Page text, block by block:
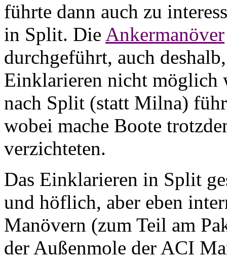
führte dann auch zu
in Split. Die Ankermanöver
durchgeführt, auch
Einklarieren nicht möglich
nach Split (statt Milna)
wobei mache Boote
verzichteten.
Das Einklarieren in Split
und höflich, aber eben
Manövern (zum Teil am
der Außenmole der ACI